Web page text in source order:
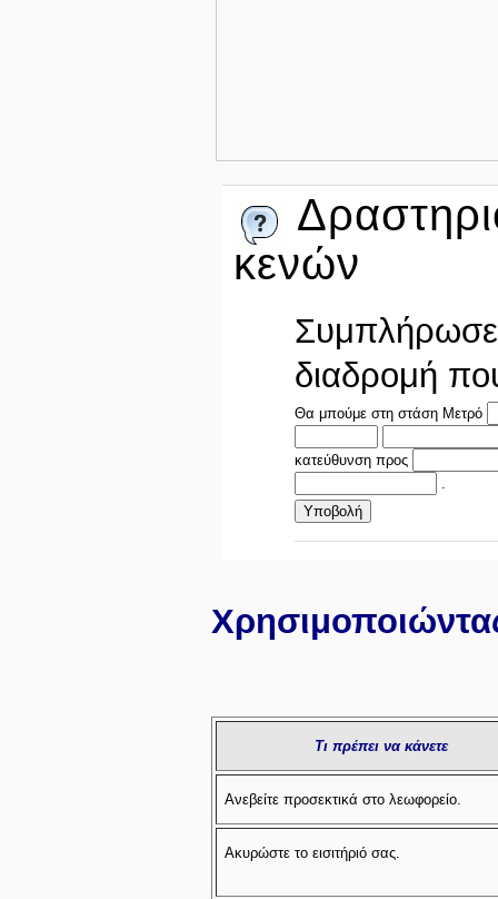
κενών
Συμπλήρωσε
διαδρομή
Θα μπούμε στη στάση Μετρό
κατεύθυνση προς
.
Τι πρέπει να κάνετε
Ανεβείτε προσεκτικά στο λεωφορείο.
Ακυρώστε το εισιτήριό σας.